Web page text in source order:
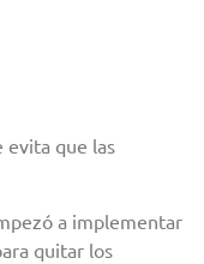
evita que las
a implementar
quitar los